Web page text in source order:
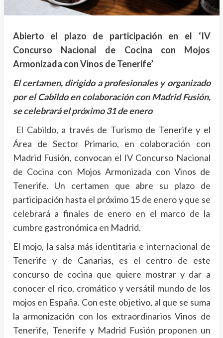
Abierto el plazo de participación en el ‘IV
Concurso Nacional de Cocina con Mojos
Armonizada con Vinos de Tenerife’
El certamen, dirigido a profesionales y organizado
por el Cabildo en colaboración con Madrid Fusión,
se celebrará el próximo 31 de enero
El Cabildo, a través de Turismo de Tenerife y el
Área de Sector Primario, en colaboración con
Madrid Fusión, convocan el IV Concurso Nacional
de Cocina con Mojos Armonizada con Vinos de
Tenerife. Un certamen que abre su plazo de
participación hasta el próximo 15 de enero y que se
celebrará a finales de enero en el marco de la
cumbre gastronómica en Madrid.
El mojo, la salsa más identitaria e internacional de
Tenerife y de Canarias, es el centro de este
concurso de cocina que quiere mostrar y dar a
conocer el rico, cromático y versátil mundo de los
mojos en España. Con este objetivo, al que se suma
la armonización con los extraordinarios Vinos de
Tenerife, Tenerife y Madrid Fusión proponen un